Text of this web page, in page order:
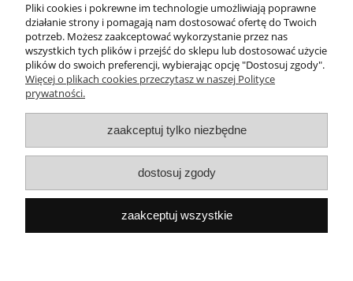
Moje konto
Płatności i dostawa
O nas
pokaż pełną wersję strony
Cybersolus.com
Pliki cookies i pokrewne im technologie umożliwiają poprawne
działanie strony i pomagają nam dostosować ofertę do Twoich
potrzeb. Możesz zaakceptować wykorzystanie przez nas
wszystkich tych plików i przejść do sklepu lub dostosować użycie
plików do swoich preferencji, wybierając opcję "Dostosuj zgody".
Więcej o plikach cookies przeczytasz w naszej Polityce
prywatności.
zaakceptuj tylko niezbędne
dostosuj zgody
zaakceptuj wszystkie